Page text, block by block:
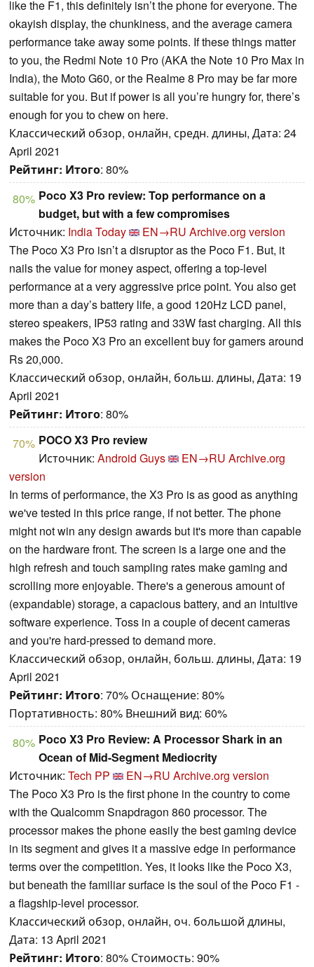
like the F1, this definitely isn’t the phone for everyone. The
okayish display, the chunkiness, and the average camera
performance take away some points. If these things matter
to you, the Redmi Note 10 Pro (AKA the Note 10 Pro Max in
India), the Moto G60, or the Realme 8 Pro may be far more
suitable for you. But if power is all you’re hungry for, there’s
enough for you to chew on here.
Классический обзор, онлайн, средн. длины, Дата: 24
April 2021
Рейтинг: Итого: 80%
80% Poco X3 Pro review: Top performance on a
budget, but with a few compromises
Источник: India Today EN→RU Archive.org version
The Poco X3 Pro isn’t a disruptor as the Poco F1. But, it
nails the value for money aspect, offering a top-level
performance at a very aggressive price point. You also get
more than a day’s battery life, a good 120Hz LCD panel,
stereo speakers, IP53 rating and 33W fast charging. All this
makes the Poco X3 Pro an excellent buy for gamers around
Rs 20,000.
Классический обзор, онлайн, больш. длины, Дата: 19
April 2021
Рейтинг: Итого: 80%
70% POCO X3 Pro review
Источник: Android Guys EN→RU Archive.org
version
In terms of performance, the X3 Pro is as good as anything
we've tested in this price range, if not better. The phone
might not win any design awards but it's more than capable
on the hardware front. The screen is a large one and the
high refresh and touch sampling rates make gaming and
scrolling more enjoyable. There's a generous amount of
(expandable) storage, a capacious battery, and an intuitive
software experience. Toss in a couple of decent cameras
and you're hard-pressed to demand more.
Классический обзор, онлайн, больш. длины, Дата: 19
April 2021
Рейтинг: Итого: 70% Оснащение: 80%
Портативность: 80% Внешний вид: 60%
80% Poco X3 Pro Review: A Processor Shark in an
Ocean of Mid-Segment Mediocrity
Источник: Tech PP EN→RU Archive.org version
The Poco X3 Pro is the first phone in the country to come
with the Qualcomm Snapdragon 860 processor. The
processor makes the phone easily the best gaming device
in its segment and gives it a massive edge in performance
terms over the competition. Yes, it looks like the Poco X3,
but beneath the familiar surface is the soul of the Poco F1 -
a flagship-level processor.
Классический обзор, онлайн, оч. большой длины,
Дата: 13 April 2021
Рейтинг: Итого: 80% Стоимость: 90%